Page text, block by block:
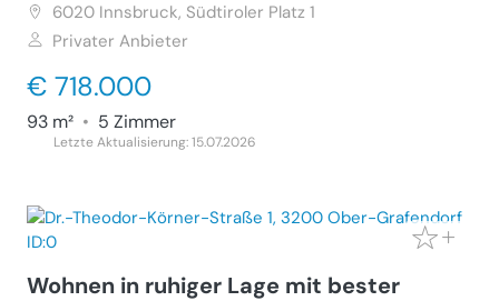
6020 Innsbruck, Südtiroler Platz 1
Privater Anbieter
€ 718.000
93 m² • 5 Zimmer
Letzte Aktualisierung: 15.07.2026
Wohnen in ruhiger Lage mit bester